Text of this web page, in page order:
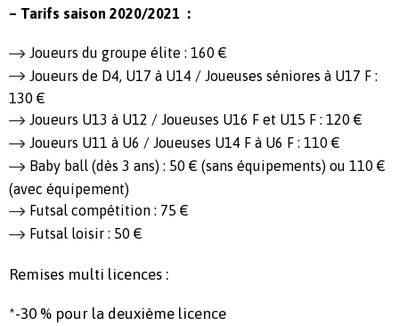
– Tarifs saison 2020/2021 :
Joueurs du groupe élite : 160 €
Joueurs de D4, U17 à U14 / Joueuses séniores à U17 F :
130 €
Joueurs U13 à U12 / Joueuses U16 F et U15 F : 120 €
Joueurs U11 à U6 / Joueuses U14 F à U6 F : 110 €
Baby ball (dès 3 ans) : 50 € (sans équipements) ou 110 €
(avec équipement)
Futsal compétition : 75 €
Futsal loisir : 50 €
Remises multi licences :
*-30 % pour la deuxième licence